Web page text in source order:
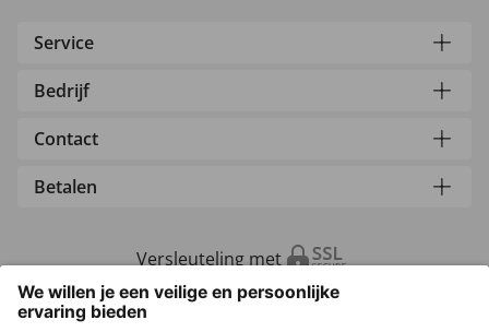
Service
Bedrijf
Contact
Betalen
Versleuteling met